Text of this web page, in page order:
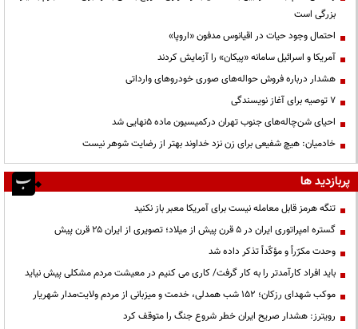
بزرگی است
احتمال وجود حیات در اقیانوس مدفون «اروپا»
آمریکا و اسرائیل سامانه «پیکان» را آزمایش کردند
هشدار درباره فروش حواله‌های صوری خودروهای وارداتی
۷ توصیه برای آغاز نویسندگی
احیای شن‌چاله‌های جنوب تهران درکمیسیون ماده ۵نهایی شد
خادمیان: هیچ شفیعی برای زن نزد خداوند بهتر از رضایت شوهر نیست
پربازدید ها
تنگه هرمز قابل معامله نیست برای آمریکا معبر باز نکنید
گستره امپراتوری ایران در ۵ قرن پیش از میلاد؛ تصویری از ایران ۲۵ قرن پیش
وحدت مکرّراً و مؤکّداً تذکر داده شد
باید افراد کارآمدتر را به کار گرفت/ کاری می کنیم در معیشت مردم مشکلی پیش نیاید
موکب شهدای رزکان؛ ۱۵۲ شب همدلی، خدمت و میزبانی از مردم ولایت‌مدار شهریار
رویترز: هشدار صریح ایران خطر شروع جنگ را متوقف کرد